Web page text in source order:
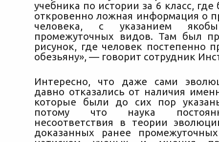
учебника по истории за 6 класс,
откровенно ложная информация о
человека, с указанием
промежуточных видов. Там был
рисунок, где человек постепенно
обезьяну», — говорит сотрудник
Интересно, что даже сами
давно отказались от наличия
которые были до сих пор
потому что наука
несоответствия в теории
доказанных ранее